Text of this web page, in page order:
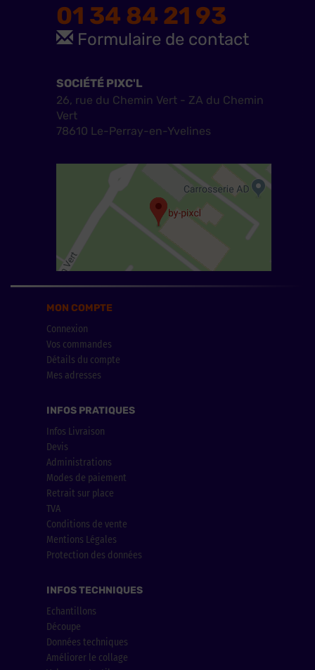
01 34 84 21 93
Formulaire de contact
SOCIÉTÉ PIXC'L
26, rue du Chemin Vert - ZA du Chemin
Vert
78610 Le-Perray-en-Yvelines
MON COMPTE
Connexion
Vos commandes
Détails du compte
Mes adresses
INFOS PRATIQUES
Infos Livraison
Devis
Administrations
Modes de paiement
Retrait sur place
TVA
Conditions de vente
Mentions Légales
Protection des données
INFOS TECHNIQUES
Echantillons
Découpe
Données techniques
Améliorer le collage